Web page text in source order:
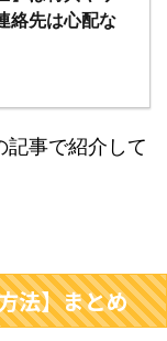
絡先は心配な
記事で紹介して
法】まとめ